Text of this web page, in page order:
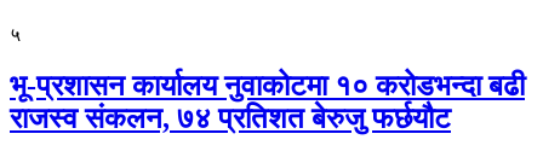
५
भू-प्रशासन कार्यालय नुवाकोटमा १० करोडभन्दा बढी
राजस्व संकलन, ७४ प्रतिशत बेरुजु फर्छयौट